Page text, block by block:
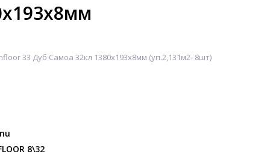
33 Дуб Самоа 32кл 1380х193х8мм (уп.2,131м2- 8шт)
8\32